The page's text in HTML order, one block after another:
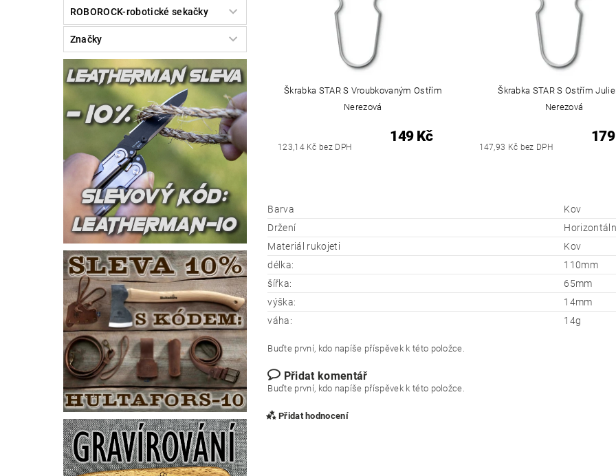
ROBOROCK-robotické sekačky
Značky
Škrabka STAR S Vroubkovaným Ostřím
Nerezová
123,14 Kč bez DPH
149 Kč
Škrabka STAR S Ostřím
Nerezová
147,93 Kč bez DPH
Barva
Kov
Držení
Materiál rukojeti
Kov
délka:
110mm
šířka:
65mm
výška:
14mm
váha:
14g
Buďte první, kdo napíše příspěvek k této položce.
Přidat komentář
Buďte první, kdo napíše příspěvek k této položce.
Přidat hodnocení